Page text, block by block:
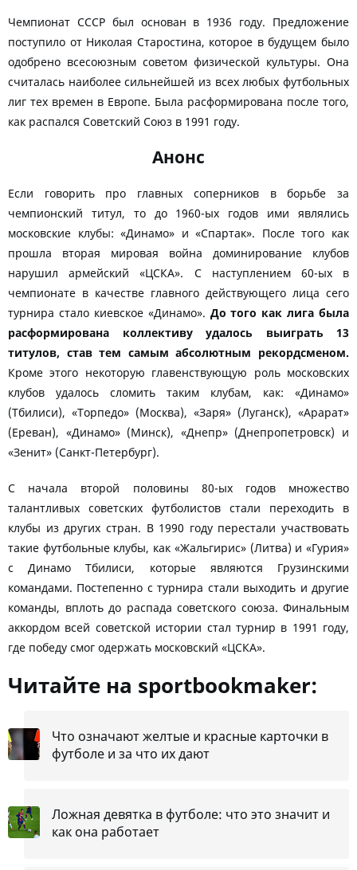
Чемпионат СССР был основан в 1936 году. Предложение
поступило от Николая Старостина, которое в будущем было
одобрено всесоюзным советом физической культуры. Она
считалась наиболее сильнейшей из всех любых футбольных
лиг тех времен в Европе. Была расформирована после того,
как распался Советский Союз в 1991 году.
Анонс
Если говорить про главных соперников в борьбе за
чемпионский титул, то до 1960-ых годов ими являлись
московские клубы: «Динамо» и «Спартак». После того как
прошла вторая мировая война доминирование клубов
нарушил армейский «ЦСКА». С наступлением 60-ых в
чемпионате в качестве главного действующего лица сего
турнира стало киевское «Динамо». До того как лига была
расформирована коллективу удалось выиграть 13
титулов, став тем самым абсолютным рекордсменом.
Кроме этого некоторую главенствующую роль московских
клубов удалось сломить таким клубам, как: «Динамо»
(Тбилиси), «Торпедо» (Москва), «Заря» (Луганск), «Арарат»
(Ереван), «Динамо» (Минск), «Днепр» (Днепропетровск) и
«Зенит» (Санкт-Петербург).
С начала второй половины 80-ых годов множество
талантливых советских футболистов стали переходить в
клубы из других стран. В 1990 году перестали участвовать
такие футбольные клубы, как «Жальгирис» (Литва) и «Гурия»
с Динамо Тбилиси, которые являются Грузинскими
командами. Постепенно с турнира стали выходить и другие
команды, вплоть до распада советского союза. Финальным
аккордом всей советской истории стал турнир в 1991 году,
где победу смог одержать московский «ЦСКА».
Читайте на sportbookmaker:
Что означают желтые и красные карточки в
футболе и за что их дают
Ложная девятка в футболе: что это значит и
как она работает